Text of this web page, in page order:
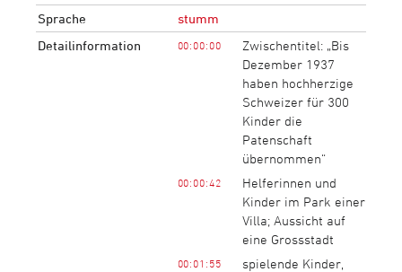
Sprache
stumm
Detailinformation
00:00:00
Zwischentitel: „Bis
Dezember 1937
haben hochherzige
Schweizer für 300
Kinder die
Patenschaft
übernommen“
00:00:42
Helferinnen und
Kinder im Park einer
Villa; Aussicht auf
eine Grossstadt
00:01:55
spielende Kinder,